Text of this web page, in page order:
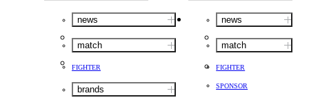
news
match
FIGHTER
brands
news
match
FIGHTER
SPONSOR